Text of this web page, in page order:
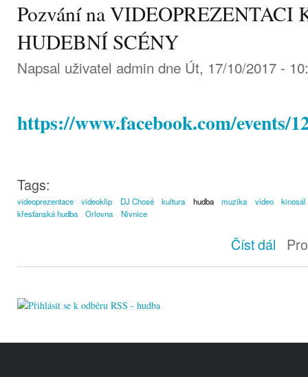
Pozvání na VIDEOPREZENTACI
HUDEBNÍ SCÉNY
Napsal uživatel admin dne Út, 17/10/2017 -
https://www.facebook.com/events/
Tags:
videoprezentace videoklip DJ Chosé kultura hudba muzika video
kinosál
křesťanská hudba
Orlovna Nivnice
Číst dál